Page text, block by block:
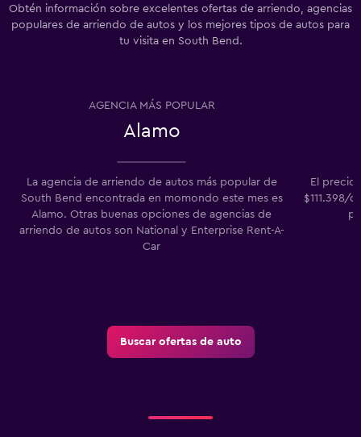
Obtén información sobre excelentes ofertas de arriendo, agencias
populares de arriendo de autos y los mejores tipos de autos para
tu visita en South Bend.
AGENCIA MÁS POPULAR
Alamo
La agencia de arriendo de autos más popular de
South Bend encontrada en momondo este mes es
Alamo. Otras buenas opciones de agencias de
arriendo de autos son National y Enterprise Rent-A-
Car
El precio
$111.398/
Buscar ofertas de auto